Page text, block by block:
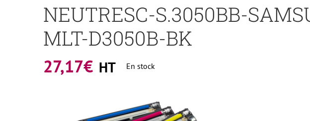
NEUTRESC-S.3050BB-
MLT-D3050B-BK
27,17€ HT En stock